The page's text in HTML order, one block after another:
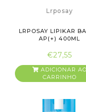
Lrposay
LRPOSAY LIPIKAR
AP(+) 400ML
€27,55
ADICIONAR AO
CARRINHO